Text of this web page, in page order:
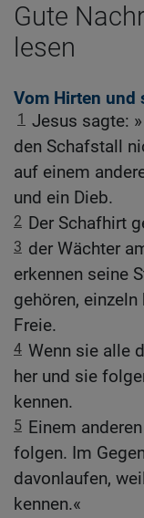
Gute
lesen
Vom Hirten und
1 Jesus sagte:
den Schafstall
auf einem
und ein Dieb.
2 Der Schafhirt
3 der Wächter
erkennen seine
gehören,
Freie.
4 Wenn sie alle
her und sie
kennen.
5 Einem
folgen. Im
davonlaufen,
kennen.«